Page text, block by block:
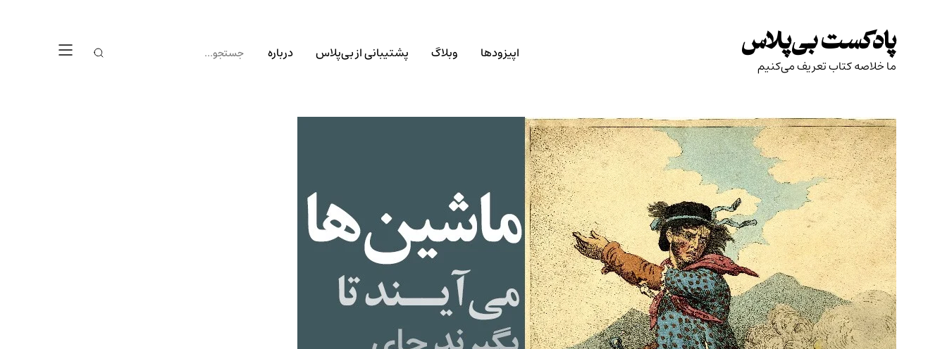
to
content
پادکست بی‌پلاس
ما خلاصه کتاب تعریف می‌کنیم
اپیزودها وبلاگ پشتیبانی از بی‌پلاس درباره